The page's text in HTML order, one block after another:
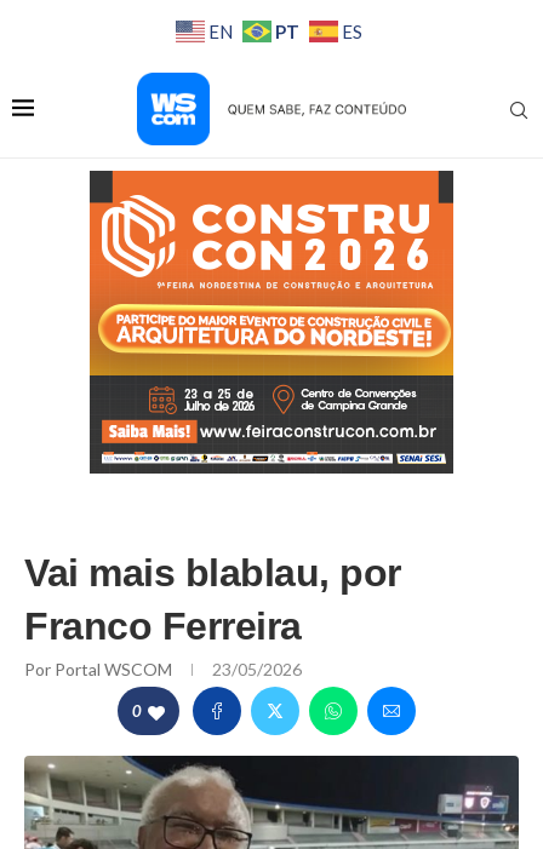
EN PT ES
Vai mais blablau, por
Franco Ferreira
Por Portal WSCOM 23/05/2026
0